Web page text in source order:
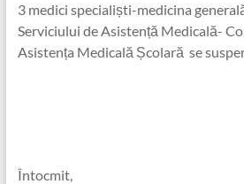
3 medici specialiști-medicina
Serviciului de Asistență Medicală-
Asistența Medicală Școlară se
Întocmit,